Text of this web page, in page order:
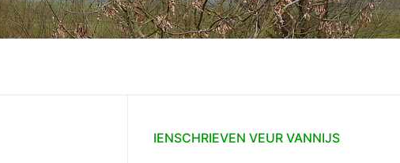
Zoeken naar:
IENSCHRIEVEN VEUR VANNIJS